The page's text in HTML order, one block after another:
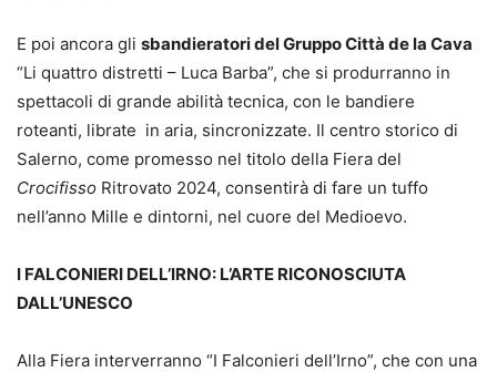
E poi ancora gli sbandieratori del Gruppo Città de la Cava
“Li quattro distretti – Luca Barba”, che si produrranno in
spettacoli di grande abilità tecnica, con le bandiere
roteanti, librate in aria, sincronizzate. Il centro storico di
Salerno, come promesso nel titolo della Fiera del
Crocifisso Ritrovato 2024, consentirà di fare un tuffo
nell’anno Mille e dintorni, nel cuore del Medioevo.
I FALCONIERI DELL’IRNO: L’ARTE RICONOSCIUTA
DALL’UNESCO
Alla Fiera interverranno “I Falconieri dell’Irno”, che con una